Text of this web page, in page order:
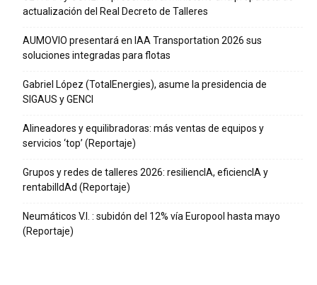
actualización del Real Decreto de Talleres
AUMOVIO presentará en IAA Transportation 2026 sus
soluciones integradas para flotas
Gabriel López (TotalEnergies), asume la presidencia de
SIGAUS y GENCI
Alineadores y equilibradoras: más ventas de equipos y
servicios ‘top’ (Reportaje)
Grupos y redes de talleres 2026: resiliencIA, eficiencIA y
rentabilIdAd (Reportaje)
Neumáticos V.I. : subidón del 12% vía Europool hasta mayo
(Reportaje)